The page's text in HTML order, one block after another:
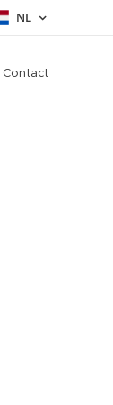
NL
Contact